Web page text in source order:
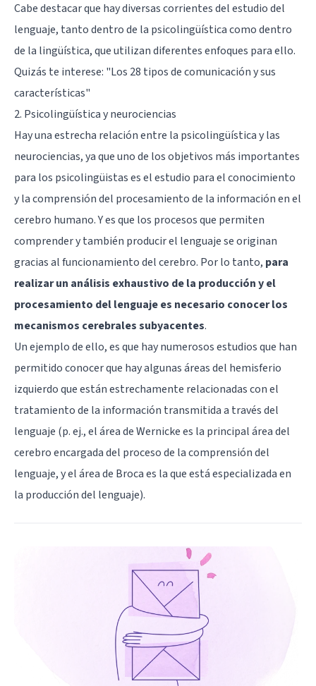
Cabe destacar que hay diversas corrientes del estudio del
lenguaje, tanto dentro de la psicolingüística como dentro
de la lingüística, que utilizan diferentes enfoques para ello.
Quizás te interese: "Los 28 tipos de comunicación y sus
características"
2. Psicolingüística y neurociencias
Hay una estrecha relación entre la psicolingüística y las
neurociencias, ya que uno de los objetivos más importantes
para los psicolingüistas es el estudio para el conocimiento
y la comprensión del procesamiento de la información en el
cerebro humano. Y es que los procesos que permiten
comprender y también producir el lenguaje se originan
gracias al funcionamiento del cerebro. Por lo tanto, para
realizar un análisis exhaustivo de la producción y el
procesamiento del lenguaje es necesario conocer los
mecanismos cerebrales subyacentes.
Un ejemplo de ello, es que hay numerosos estudios que han
permitido conocer que hay algunas áreas del hemisferio
izquierdo que están estrechamente relacionadas con el
tratamiento de la información transmitida a través del
lenguaje (p. ej., el área de Wernicke es la principal área del
cerebro encargada del proceso de la comprensión del
lenguaje, y el área de Broca es la que está especializada en
la producción del lenguaje).